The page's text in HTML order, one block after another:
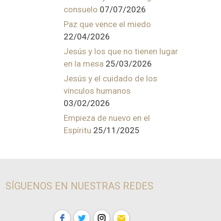
consuelo 07/07/2026
Paz que vence el miedo
22/04/2026
Jesús y los que no tienen lugar
en la mesa 25/03/2026
Jesús y el cuidado de los
vínculos humanos
03/02/2026
Empieza de nuevo en el
Espíritu 25/11/2025
SÍGUENOS EN NUESTRAS REDES